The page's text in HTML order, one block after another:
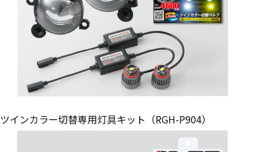
ツインカラー切替専用灯具キット（RGH-P904）